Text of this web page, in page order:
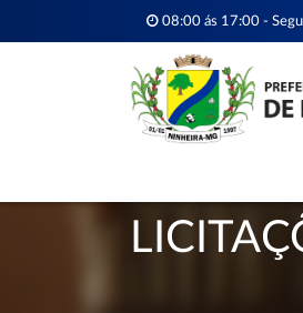
08:00 ás 17:00 -